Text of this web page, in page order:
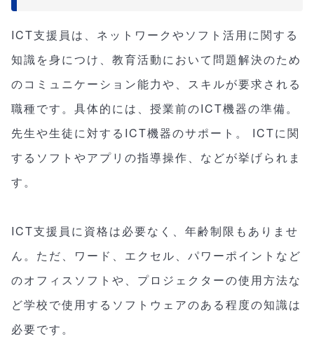
ICT支援員は、ネットワークやソフト活用に関する
知識を身につけ、教育活動において問題解決のため
のコミュニケーション能力や、スキルが要求される
職種です。具体的には、授業前のICT機器の準備。
先生や生徒に対するICT機器のサポート。 ICTに関
するソフトやアプリの指導操作、などが挙げられま
す。
ICT支援員に資格は必要なく、年齢制限もありませ
ん。ただ、ワード、エクセル、パワーポイントなど
のオフィスソフトや、プロジェクターの使用方法な
ど学校で使用するソフトウェアのある程度の知識は
必要です。